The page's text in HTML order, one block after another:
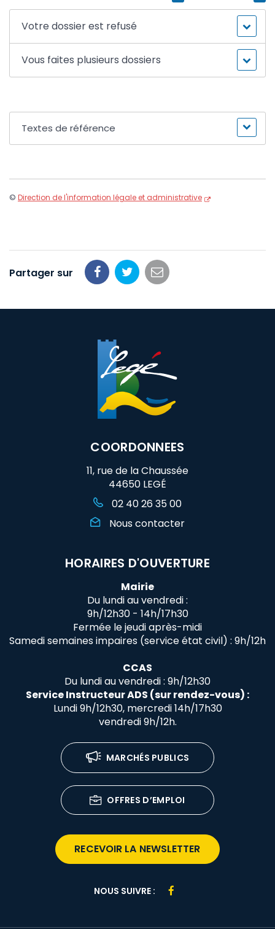
Votre dossier est refusé
Vous faites plusieurs dossiers
Textes de référence
© Direction de l'information légale et administrative
Partager sur
Partager
Facebook
Partager
Twitter
Partager
email
COORDONNEES
11, rue de la Chaussée
44650 LEGÉ
02 40 26 35 00
Nous contacter
HORAIRES D'OUVERTURE
Mairie
Du lundi au vendredi :
9h/12h30 - 14h/17h30
Fermée le jeudi après-midi
Samedi semaines impaires (service état civil) : 9h/12h
CCAS
Du lundi au vendredi : 9h/12h30
Service Instructeur ADS (sur rendez-vous) :
Lundi 9h/12h30, mercredi 14h/17h30
vendredi 9h/12h.
MARCHÉS PUBLICS
OFFRES D’EMPLOI
RECEVOIR LA NEWSLETTER
NOUS SUIVRE :